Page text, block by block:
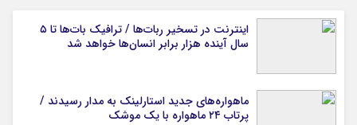
اینترنت در تسخیر ربات‌ها / ترافیک بات‌ها تا ۵
سال آینده هزار برابر انسان‌ها خواهد شد
ماهواره‌های جدید استارلینک به مدار رسیدند /
پرتاب ۲۴ ماهواره با یک موشک